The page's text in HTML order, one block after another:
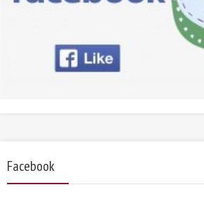
Facebook